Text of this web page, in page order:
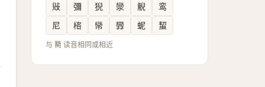
㪒 彌 猊 灓 觬
鸾
尼
㮞 㡩 㝈 蚭 蛪
与 臡 读音相同或相近